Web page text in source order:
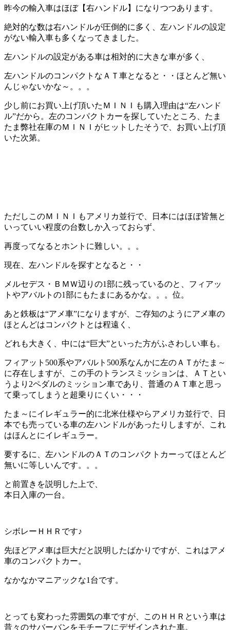
昨今の輸入車はほぼ【右ハンドル】になりつつあります。
絶対的な数は右ハンドルが圧倒的に多く、左ハンドルの設定
がない輸入車も多くなってきました。
左ハンドルの設定がある車は相対的に大きな車が多く、
左ハンドルのコンパクトなＡＴ車となると・・ほとんど無い
んじゃないかな～。。。
少し前にお買い上げ頂いたＭＩＮＩも購入理由は“左ハンド
ル”だから。左のコンパクトカーを探していたところ、たま
たま弊社在庫のＭＩＮＩがヒットしたそうで、お買い上げ頂
いた次第。
ただしこのＭＩＮＩもアメリカ並行で、日本にはほぼ皆無と
いっていい程度の台数しか入っておらず、
再度ってなるとホントに難しい。。。
現在、左ハンドルを探すとなると・・
メルセデス・ＢＭＷ辺りの1部に残っているのと、フィアッ
トやアバルトの1部にもたまにあるかな。。。位。
あと鉄板は“アメ車”になりますが、ご存知のようにアメ車の
ほとんどはコンパクトとは程遠く、
どれも大きく、中には“巨大”といった方がふさわしい車も。
フィアット500系やアバルト500系なんかに左のＡＴがたま～
に存在しますが、この手のトランスミッションは、ＡＴとい
うより2ペダルのミッション車であり、普通のＡＴ車と思っ
て乗ってしまうと超乗りにくい・・・
たま～にイレギュラー的に北米仕様やらアメリカ並行で、日
本でも売っている車の左ハンドルがあったりしますが、これ
はほんとにイレギュラー。
要するに、左ハンドルのＡＴのコンパクトカーってほとんど
無いに等しいんです。。。
と前置きを説明した上で、
本日入庫の一台。
シボレーＨＨＲです♪
先ほどアメ車は巨大だと説明したばかりですが、これはアメ
車のコンパクトカー。
なかなかマニアックな1台です。
とっても変わった雰囲気の車ですが、このＨＨＲという車は
昔々のサバーバンをモチーフにデザインされた車。